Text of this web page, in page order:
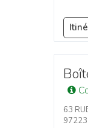
63
97223